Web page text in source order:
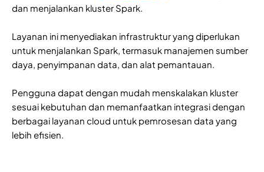
dan menjalankan kluster Spark.
Layanan ini menyediakan infrastruktur yang diperlukan
untuk menjalankan Spark, termasuk manajemen sumber
daya, penyimpanan data, dan alat pemantauan.
Pengguna dapat dengan mudah menskalakan kluster
sesuai kebutuhan dan memanfaatkan integrasi dengan
berbagai layanan cloud untuk pemrosesan data yang
lebih efisien.